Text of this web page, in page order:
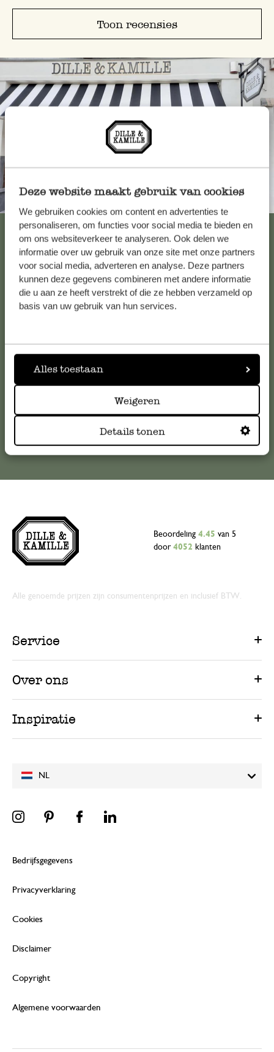
Deze website maakt gebruik van cookies
We gebruiken cookies om content en advertenties te
personaliseren, om functies voor social media te bieden en
om ons websiteverkeer te analyseren. Ook delen we
informatie over uw gebruik van onze site met onze partners
voor social media, adverteren en analyse. Deze partners
kunnen deze gegevens combineren met andere informatie
die u aan ze heeft verstrekt of die ze hebben verzameld op
basis van uw gebruik van hun services.
Alles toestaan
Weigeren
Details tonen
Toon recensies
Altijd in de buurt
Bekijk alle 62 winkels
Klantenservice
Voor vragen, tips of hulp kun je contact opnemen met onze
meestgestelde vragen.
Online Klantenservice
NL
Beoordeling 4.45 van 5
door 4052 klanten
Alle genoemde prijzen zijn consumentenprijzen en inclusief BTW.
Service
Over ons
Inspiratie
Bedrijfsgegevens
Privacyverklaring
Cookies
Disclaimer
Copyright
Algemene voorwaarden
Enkel een score, geen toelichting